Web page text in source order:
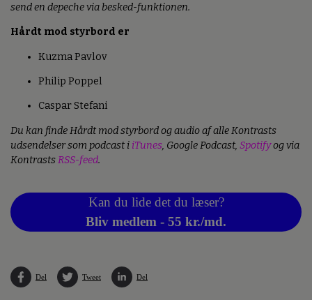
send en depeche via besked-funktionen.
Hårdt mod styrbord er
Kuzma Pavlov
Philip Poppel
Caspar Stefani
Du kan finde Hårdt mod styrbord og audio af alle Kontrasts
udsendelser som podcast i iTunes, Google Podcast, Spotifyog via
KontrastsRSS-feed.
Kan du lide det du læser?
Bliv medlem - 55 kr./md.
Del Tweet Del